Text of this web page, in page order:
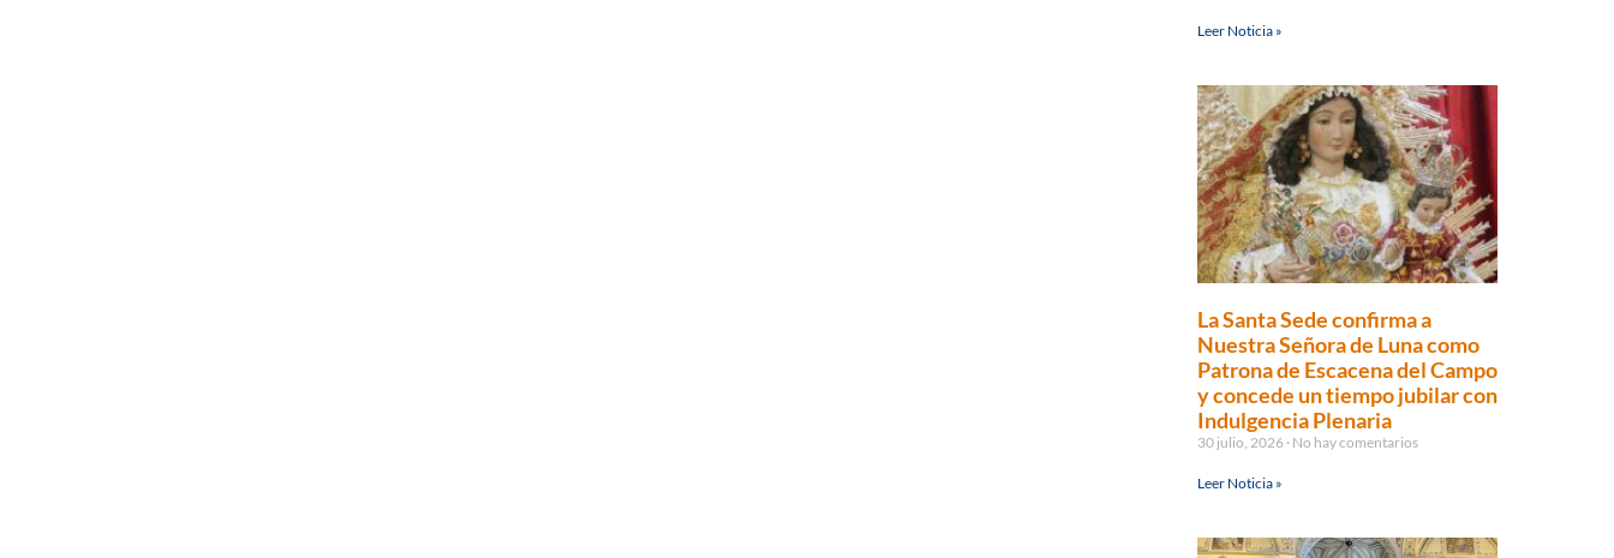
Leer Noticia »
La Santa Sede confirma a
Nuestra Señora de Luna como
Patrona de Escacena del Campo
y concede un tiempo jubilar con
Indulgencia Plenaria
30 julio, 2026 No hay comentarios
Leer Noticia »